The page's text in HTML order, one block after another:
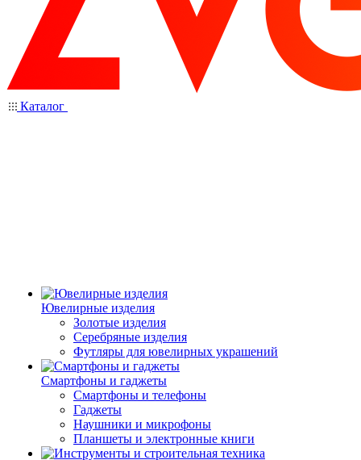
Каталог
Ювелирные изделия
Золотые изделия
Серебряные изделия
Футляры для ювелирных украшений
Смартфоны и гаджеты
Смартфоны и телефоны
Гаджеты
Наушники и микрофоны
Планшеты и электронные книги